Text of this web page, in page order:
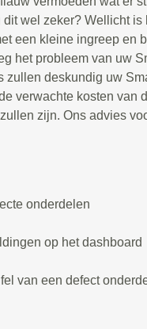
dit wel zeker? Wellicht
een kleine ingreep en
het probleem van uw
zullen deskundig uw
verwachte kosten van
zijn. Ons advies
onderdelen
op het dashboard
van een defect